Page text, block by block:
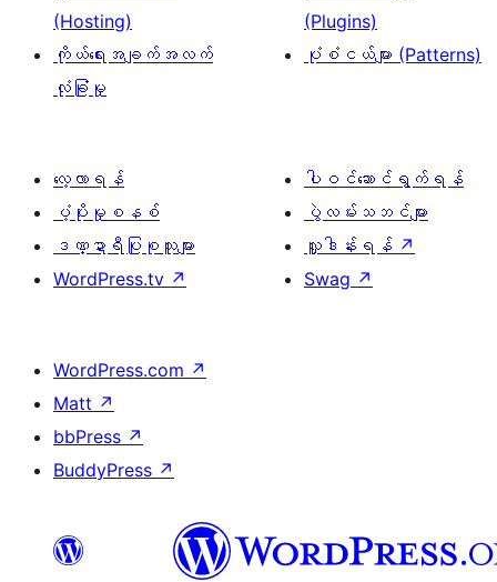
(Hosting)
ကိုယ်ရေးအချက်အလက်
လုံခြုံမှု
(Plugins)
ပုံစံငယ်များ (Patterns)
လေ့လာရန်
ပံ့ပိုးမှုစနစ်
ဒဏ္ဍာရီပြုစုသူများ
WordPress.tv ↗
ပါဝင်ဆောင်ရွက်ရန်
ပွဲလမ်းသဘင်များ
လှူဒါန်းရန် ↗
Swag ↗
WordPress.com ↗
Matt ↗
bbPress ↗
BuddyPress ↗